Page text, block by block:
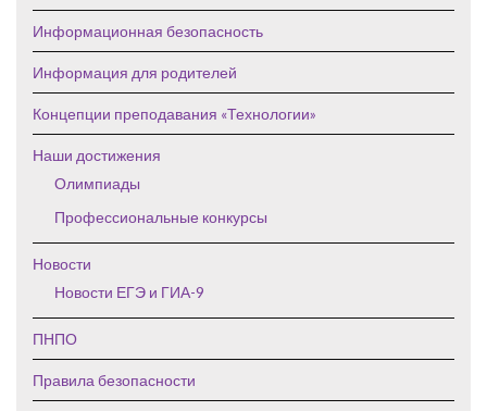
Информационная безопасность
Информация для родителей
Концепции преподавания «Технологии»
Наши достижения
Олимпиады
Профессиональные конкурсы
Новости
Новости ЕГЭ и ГИА-9
ПНПО
Правила безопасности